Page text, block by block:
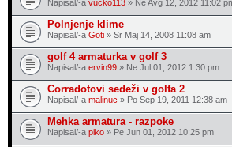
Napisal/-a vucko113 » Ne Avg 12, 2012 11:02
Polnjenje klime
Napisal/-a Goti » Sr Maj 14, 2008 11:08 am
golf 4 armaturka v golf 3
Napisal/-a ervin99 » Ne Jul 01, 2012 1:30 pm
Corradotovi sedeži v golfa 2
Napisal/-a malinuc » Po Sep 19, 2011 12:38 am
Mehka armatura - razpoke
Napisal/-a piko » Pe Jun 01, 2012 10:25 pm